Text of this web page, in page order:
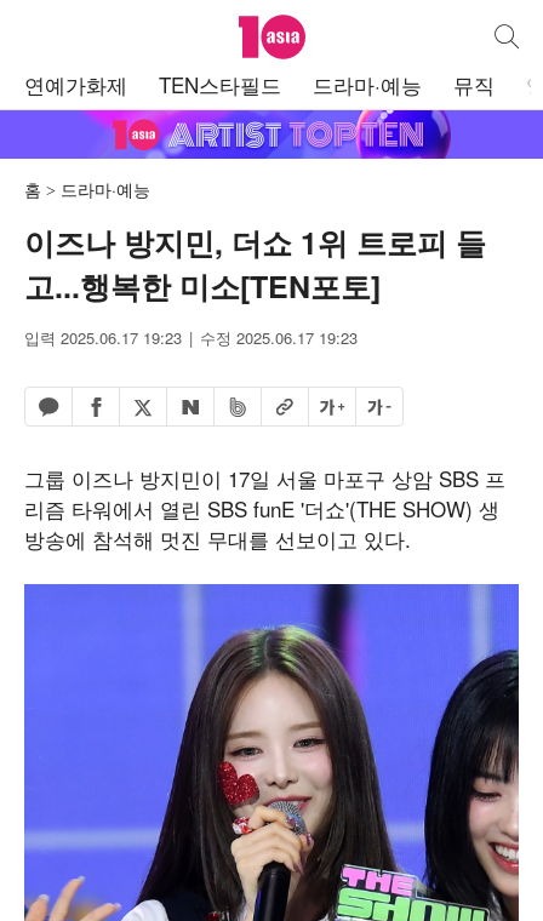
텐아시아 통합
연예가화제 TEN스타필드 드라마·예능 뮤직
홈 드라마·예능
이즈나 방지민, 더쇼 1위 트로피 들
고...행복한 미소[TEN포토]
입력 2025.06.17 19:23 수정 2025.06.17 19:23
카카오톡 공유하기
페이스북 공유하기
엑스 공유하기
네이버 공유하기
밴드 공유하기
URL복사글자 크게글자 작게
그룹 이즈나 방지민이 17일 서울 마포구 상암 SBS 프
리즘 타워에서 열린 SBS funE '더쇼'(THE SHOW) 생
방송에 참석해 멋진 무대를 선보이고 있다.